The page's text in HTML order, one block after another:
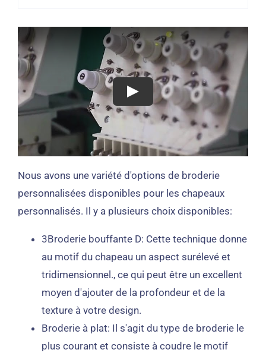
Nous avons une variété d'options de broderie
personnalisées disponibles pour les chapeaux
personnalisés. Il y a plusieurs choix disponibles:
3Broderie bouffante D: Cette technique donne
au motif du chapeau un aspect surélevé et
tridimensionnel., ce qui peut être un excellent
moyen d'ajouter de la profondeur et de la
texture à votre design.
Broderie à plat: Il s'agit du type de broderie le
plus courant et consiste à coudre le motif